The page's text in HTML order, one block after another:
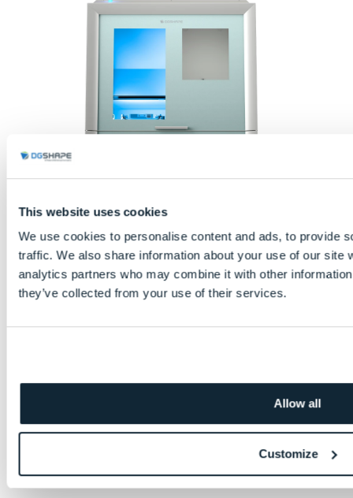
This website uses cookies
We use cookies to personalise content and ads, to provide
traffic. We also share information about your use of our site
analytics partners who may combine it with other
they’ve collected from your use of their services.
Allow all
Customize
de 5 eixos
de
brocas
temperatura
embutido